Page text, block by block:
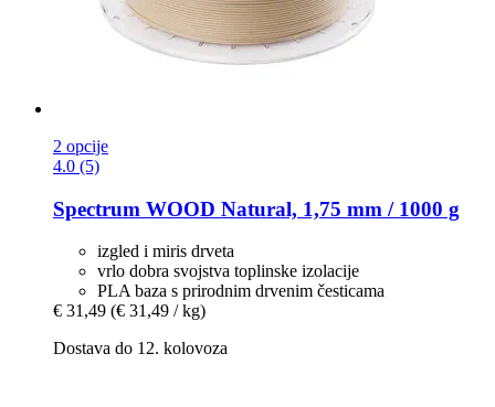
2 opcije
4.0 (5)
Spectrum WOOD Natural, 1,75 mm / 1000 g
izgled i miris drveta
vrlo dobra svojstva toplinske izolacije
PLA baza s prirodnim drvenim česticama
€ 31,49 (€ 31,49 / kg)
Dostava do 12. kolovoza